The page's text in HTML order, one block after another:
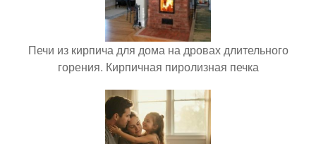
Печи из кирпича для дома на дровах длительного
горения. Кирпичная пиролизная печка